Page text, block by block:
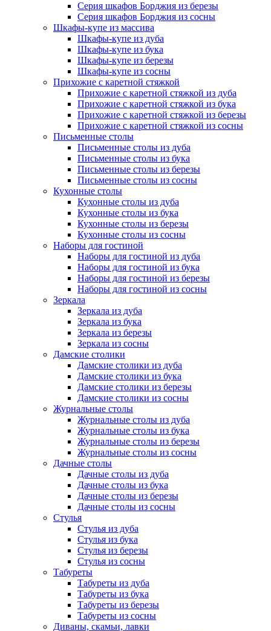
Серия шкафов Борджия из березы
Серия шкафов Борджия из сосны
Шкафы-купе из массива
Шкафы-купе из дуба
Шкафы-купе из бука
Шкафы-купе из березы
Шкафы-купе из сосны
Прихожие с каретной стяжкой
Прихожие с каретной стяжкой из дуба
Прихожие с каретной стяжкой из бука
Прихожие с каретной стяжкой из березы
Прихожие с каретной стяжкой из сосны
Письменные столы
Письменные столы из дуба
Письменные столы из бука
Письменные столы из березы
Письменные столы из сосны
Кухонные столы
Кухонные столы из дуба
Кухонные столы из бука
Кухонные столы из березы
Кухонные столы из сосны
Наборы для гостиной
Наборы для гостиной из дуба
Наборы для гостиной из бука
Наборы для гостиной из березы
Наборы для гостиной из сосны
Зеркала
Зеркала из дуба
Зеркала из бука
Зеркала из березы
Зеркала из сосны
Дамские столики
Дамские столики из дуба
Дамские столики из бука
Дамские столики из березы
Дамские столики из сосны
Журнальные столы
Журнальные столы из дуба
Журнальные столы из бука
Журнальные столы из березы
Журнальные столы из сосны
Дачные столы
Дачные столы из дуба
Дачные столы из бука
Дачные столы из березы
Дачные столы из сосны
Стулья
Стулья из дуба
Стулья из бука
Стулья из березы
Стулья из сосны
Табуреты
Табуреты из дуба
Табуреты из бука
Табуреты из березы
Табуреты из сосны
Диваны, скамьи, лавки